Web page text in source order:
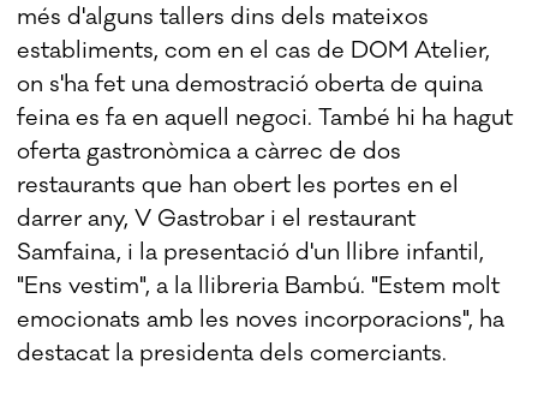
més d'alguns tallers dins dels mateixos
establiments, com en el cas de DOM Atelier,
on s'ha fet una demostració oberta de quina
feina es fa en aquell negoci. També hi ha hagut
oferta gastronòmica a càrrec de dos
restaurants que han obert les portes en el
darrer any, V Gastrobar i el restaurant
Samfaina, i la presentació d'un llibre infantil,
"Ens vestim", a la llibreria Bambú. "Estem molt
emocionats amb les noves incorporacions", ha
destacat la presidenta dels comerciants.